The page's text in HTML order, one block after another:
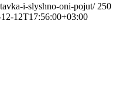
i-slyshno-oni-pojut/ 250
12T17:56:00+03:00